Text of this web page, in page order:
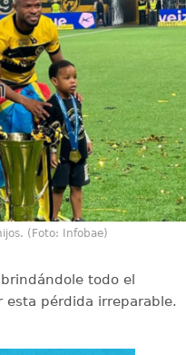
(Foto: Infobae)
todo el
esta pérdida irreparable.